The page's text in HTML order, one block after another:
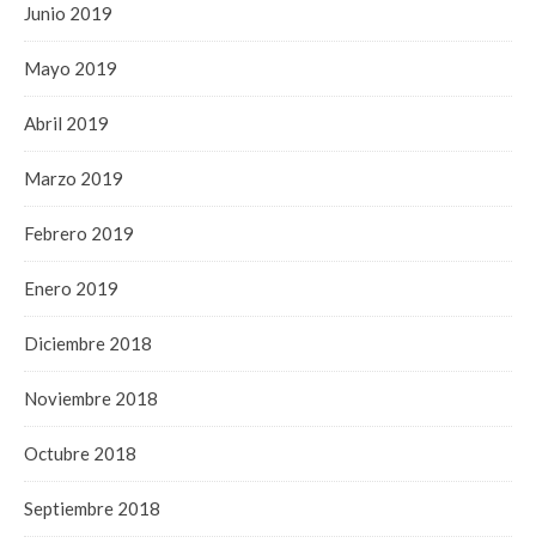
Junio 2019
Mayo 2019
Abril 2019
Marzo 2019
Febrero 2019
Enero 2019
Diciembre 2018
Noviembre 2018
Octubre 2018
Septiembre 2018